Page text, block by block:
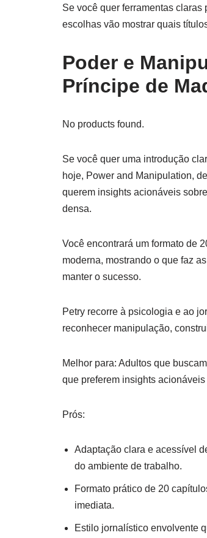
Se você quer ferramentas
escolhas vão mostrar quais
Poder e
Príncipe de
No products found.
Se você quer uma introdução
hoje, Power and Manipulation,
querem insights acionáveis
densa.
Você encontrará um formato de
moderna, mostrando o que faz
manter o sucesso.
Petry recorre à psicologia e ao
reconhecer manipulação,
Melhor para: Adultos que
que preferem insights
Prós:
Adaptação clara e acessível
do ambiente de trabalho.
Formato prático de 20
imediata.
Estilo jornalístico envolvente